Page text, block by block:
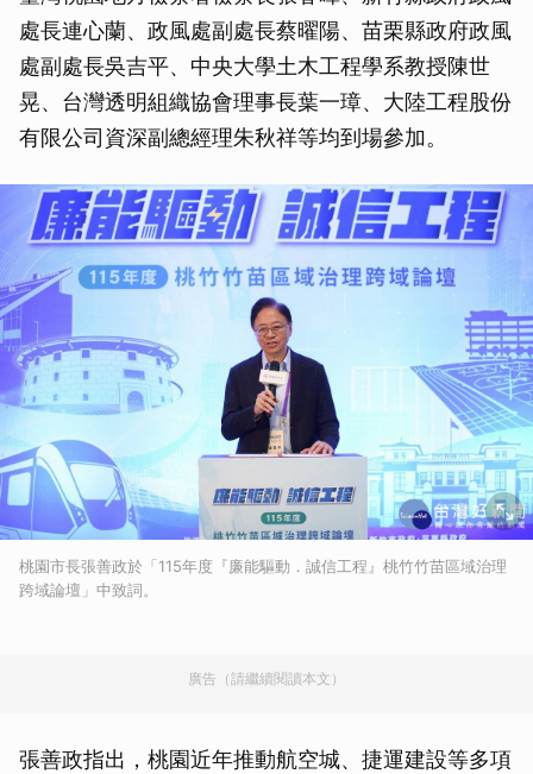
處長連心蘭、政風處副處長蔡曜陽、苗栗縣政府政風
處副處長吳吉平、中央大學土木工程學系教授陳世
晃、台灣透明組織協會理事長葉一璋、大陸工程股份
有限公司資深副總經理朱秋祥等均到場參加。
桃園市長張善政於「115年度『廉能驅動．誠信工程』桃竹竹苗區域治理
跨域論壇」中致詞。
廣告（請繼續閱讀本文）
張善政指出，桃園近年推動航空城、捷運建設等多項